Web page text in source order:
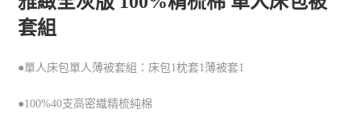
套組
●單人床包單人薄被套組：床包1枕套1薄被套1
●100%40支高密織精梳純棉